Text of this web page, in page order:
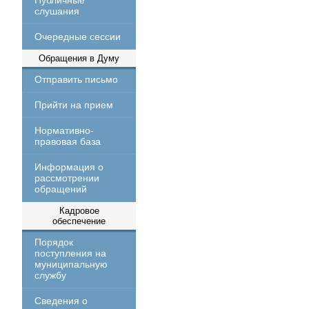
слушания
Очередные сессии
Обращения в Думу
Отправить письмо
Прийти на прием
Нормативно-
правовая база
Информация о
рассмотрении
обращений
Кадровое
обеспечение
Порядок
поступления на
муниципальную
службу
Сведения о